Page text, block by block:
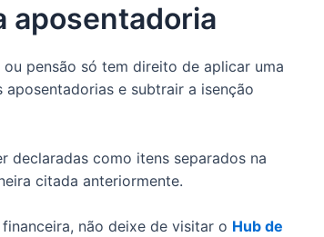
aposentadoria
pensão só tem direito de aplicar uma
e subtrair a isenção
declaradas como itens separados na
citada anteriormente.
não deixe de visitar o Hub de